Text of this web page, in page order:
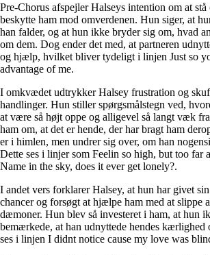
Pre-Chorus afspejler Halseys intention om at
beskytte ham mod omverdenen. Hun siger, at
han falder, og at hun ikke bryder sig om, hvad
om dem. Dog ender det med, at partneren
og hjælp, hvilket bliver tydeligt i linjen Just so
advantage of me.
I omkvædet udtrykker Halsey frustration og
handlinger. Hun stiller spørgsmålstegn ved,
at være så højt oppe og alligevel så langt væk
ham om, at det er hende, der har bragt ham
er i himlen, men undrer sig over, om han
Dette ses i linjer som Feelin so high, but too far
Name in the sky, does it ever get lonely?.
I andet vers forklarer Halsey, at hun har givet
chancer og forsøgt at hjælpe ham med at slippe
dæmoner. Hun blev så investeret i ham, at hun
bemærkede, at han udnyttede hendes
ses i linjen I didnt notice cause my love was